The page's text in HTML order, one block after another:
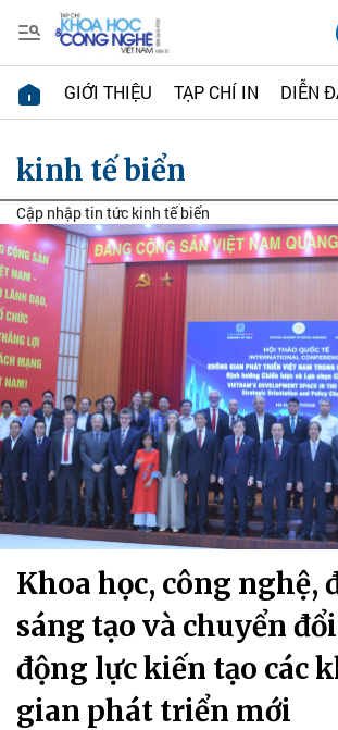
GIỚI THIỆU TẠP CHÍ IN DIỄN
kinh tế biển
Cập nhập tin tức kinh tế biển
Khoa học, công nghệ,
sáng tạo và chuyển
động lực kiến tạo các
gian phát triển mới